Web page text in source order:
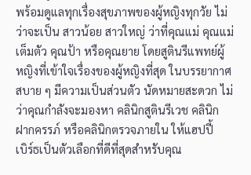
พร้อมดูแลทุกเรื่องสุขภาพของผู้หญิงทุกวัย ไม่
ว่าจะเป็น สาวน้อย สาวใหญ่ ว่าที่คุณแม่ คุณแม่
เต็มตัว คุณป้า หรือคุณยาย โดยสูตินรีแพทย์ผู้
หญิงที่เข้าใจเรื่องของผู้หญิงที่สุด ในบรรยากาศ
สบาย ๆ มีความเป็นส่วนตัว นัดหมายสะดวก ไม่
ว่าคุณกำลังจะมองหา คลินิกสูตินรีเวช คลินิก
ฝากครรภ์ หรือคลินิกตรวจภายใน ให้แฮปปี้
เบิร์ธเป็นตัวเลือกที่ดีที่สุดสำหรับคุณ